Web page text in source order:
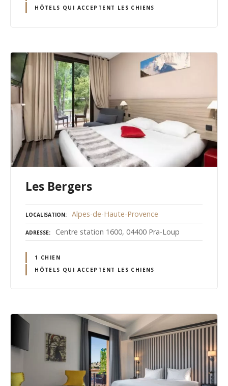
HÔTELS QUI ACCEPTENT LES CHIENS
Les Bergers
LOCALISATION Alpes-de-Haute-Provence
ADRESSE Centre station 1600, 04400 Pra-Loup
1 CHIEN
HÔTELS QUI ACCEPTENT LES CHIENS